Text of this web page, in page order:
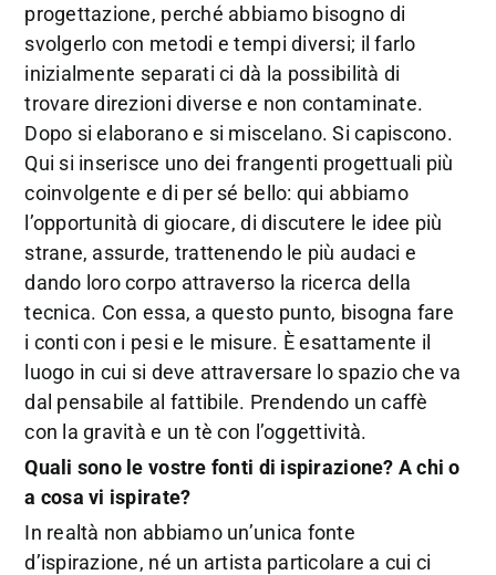
progettazione, perché abbiamo bisogno di
svolgerlo con metodi e tempi diversi; il farlo
inizialmente separati ci dà la possibilità di
trovare direzioni diverse e non contaminate.
Dopo si elaborano e si miscelano. Si capiscono.
Qui si inserisce uno dei frangenti progettuali più
coinvolgente e di per sé bello: qui abbiamo
l’opportunità di giocare, di discutere le idee più
strane, assurde, trattenendo le più audaci e
dando loro corpo attraverso la ricerca della
tecnica. Con essa, a questo punto, bisogna fare
i conti con i pesi e le misure. È esattamente il
luogo in cui si deve attraversare lo spazio che va
dal pensabile al fattibile. Prendendo un caffè
con la gravità e un tè con l’oggettività.
Quali sono le vostre fonti di ispirazione? A chi o
a cosa vi ispirate?
In realtà non abbiamo un’unica fonte
d’ispirazione, né un artista particolare a cui ci